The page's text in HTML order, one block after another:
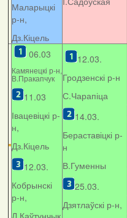
Маларыцкі
р-н,
Дз.Кіцель
06.03
Камянецкі р-н,
В.Пракапчук
11.03
Івацевіцкі р-
н,
Дз.Кіцель
12.03.
Кобрынскі
р-н,
Л.Каўтунчык
12.03.
Гродзенскі р-н
С.Чарапіца
14.03.
Бераставіцкі р-
н
В.Гуменны
25.03.
Дзятлаўскі р-н,